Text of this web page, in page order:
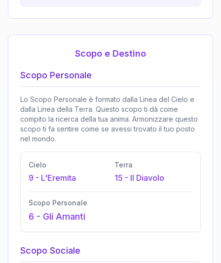
Scopo e Destino
Scopo Personale
Lo Scopo Personale è formato dalla Linea del Cielo e
dalla Linea della Terra. Questo scopo ti dà come
compito la ricerca della tua anima. Armonizzare questo
scopo ti fa sentire come se avessi trovato il tuo posto
nel mondo.
Cielo
9 - L'Eremita
Terra
15 - Il Diavolo
Scopo Personale
6 - Gli Amanti
Scopo Sociale